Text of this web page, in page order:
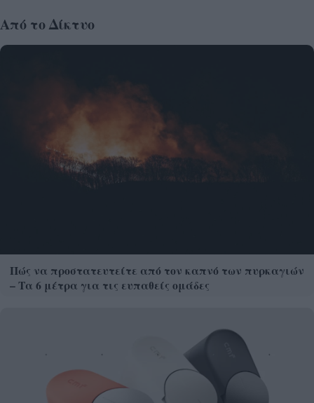
Από το Δίκτυο
Πώς να προστατευτείτε από τον καπνό των πυρκαγιών
– Τα 6 μέτρα για τις ευπαθείς ομάδες